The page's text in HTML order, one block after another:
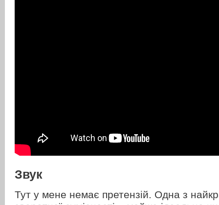
Звук
Тут у мене немає претензій. Одна з